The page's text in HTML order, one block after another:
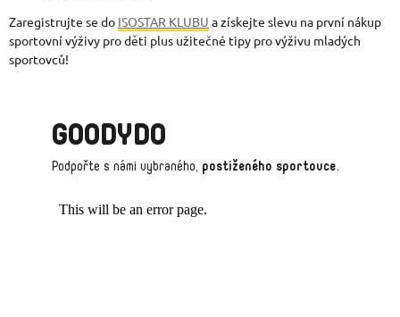
Zaregistrujte se do ISOSTAR KLUBU a získejte slevu na první nákup
sportovní výživy pro děti plus užitečné tipy pro výživu mladých
sportovců!
GOODYDO
Podpořte s námi vybraného, postiženého sportovce.